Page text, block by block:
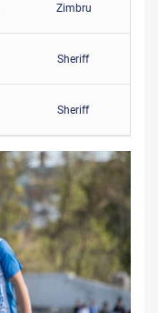
Zimbru
Sheriff
Sheriff